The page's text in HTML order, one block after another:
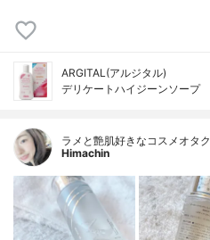
ARGITAL(アルジタル)
デリケートハイジーンソープ
ラメと艶肌好きなコスメオタク
Himachin